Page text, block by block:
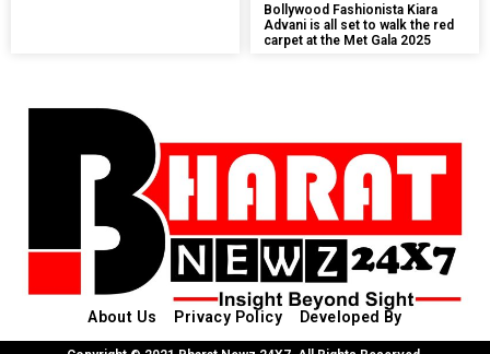
Bollywood Fashionista Kiara
Advani is all set to walk the red
carpet at the Met Gala 2025
About Us Privacy Policy Developed By